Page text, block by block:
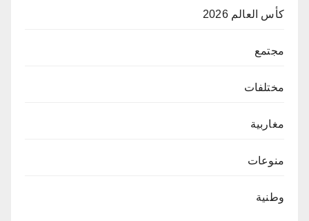
كأس العالم 2026
مجتمع
مختلفات
مغاربية
منوعات
وطنية